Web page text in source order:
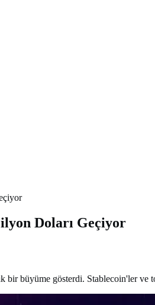
Doları Geçiyor
bir büyüme gösterdi. Stablecoin'ler ve